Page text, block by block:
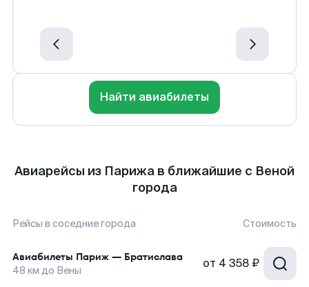
Найти авиабилеты
Авиарейсы из Парижа в ближайшие с Веной
города
Рейсы в соседние города Стоимость
Авиабилеты Париж — Братислава
48 км до Вены от 4 358 ₽